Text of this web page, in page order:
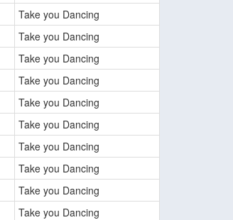
Take you Dancing
Take you Dancing
Take you Dancing
Take you Dancing
Take you Dancing
Take you Dancing
Take you Dancing
Take you Dancing
Take you Dancing
Take you Dancing